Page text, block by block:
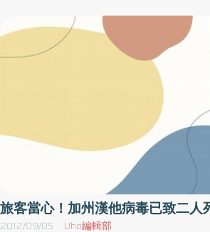
的途徑，並清除老鼠可能躲藏的死角，廚
理，不讓老鼠有機可乘。如出現發燒、出
狀應立即就醫治療，就可防止鼠害與漢他病
妥善處理，並清除家中老鼠可能躲藏的死
接受治療後 所幸已痊癒疾管署表示，本
保工作的43歲男性，有慢性病史，於12月中
痠痛症狀，就醫並收治住院，經檢驗確定
幸個案經治療後已痊癒，而同住接觸者亦
個案工作地點捕獲老鼠，將進行病毒檢驗
滅鼠措施等衛教宣導，以降低疾病散播的
者 為感染的高危險群根據統計資料指出，
星感染病例，自90年至今共有14例漢他病
巿場、夜市居民及工作人員為感染的高危
由漢他病毒所引起，為人畜共通傳染病，不
自然界的傳播宿主為囓齒類動物，尤其是老
旅客當心！加州漢他病毒已致二
2012/09/05 Uho編輯部